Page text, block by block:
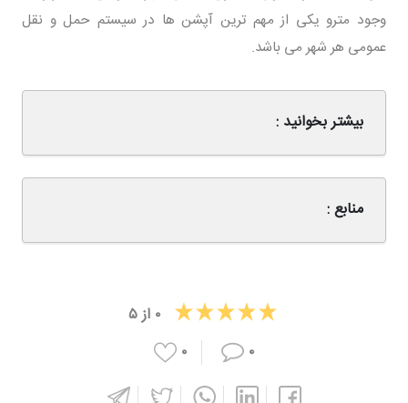
وجود مترو یکی از مهم ترین آپشن ها در سیستم حمل و نقل
عمومی هر شهر می باشد.
بیشتر بخوانید :
منابع :
۰ از۵
۰
۰